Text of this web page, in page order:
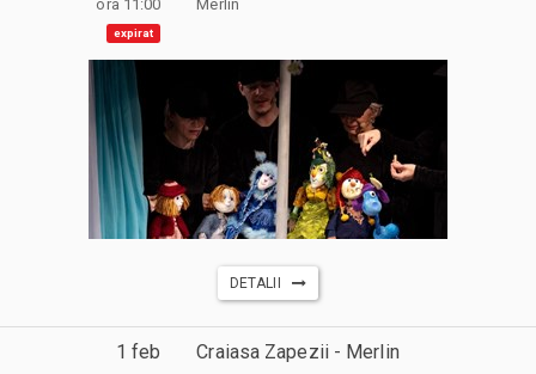
ora 11:00
expirat
Merlin
DETALII
1 feb Craiasa Zapezii - Merlin